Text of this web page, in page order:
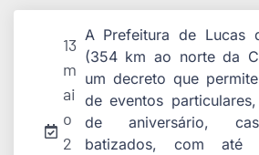
13
m
ai
o
2
A Prefeitura de Lucas
(354 km ao norte da
um decreto que
de eventos
de aniversário,
batizados, com até